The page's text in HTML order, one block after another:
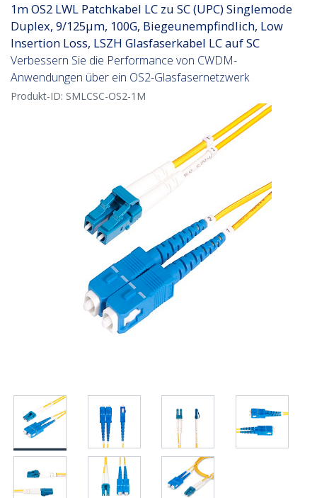
1m OS2 LWL Patchkabel LC zu SC (UPC) Singlemode
Duplex, 9/125µm, 100G, Biegeunempfindlich, Low
Insertion Loss, LSZH Glasfaserkabel LC auf SC
Verbessern Sie die Performance von CWDM-
Anwendungen über ein OS2-Glasfasernetzwerk
Produkt-ID: SMLCSC-OS2-1M